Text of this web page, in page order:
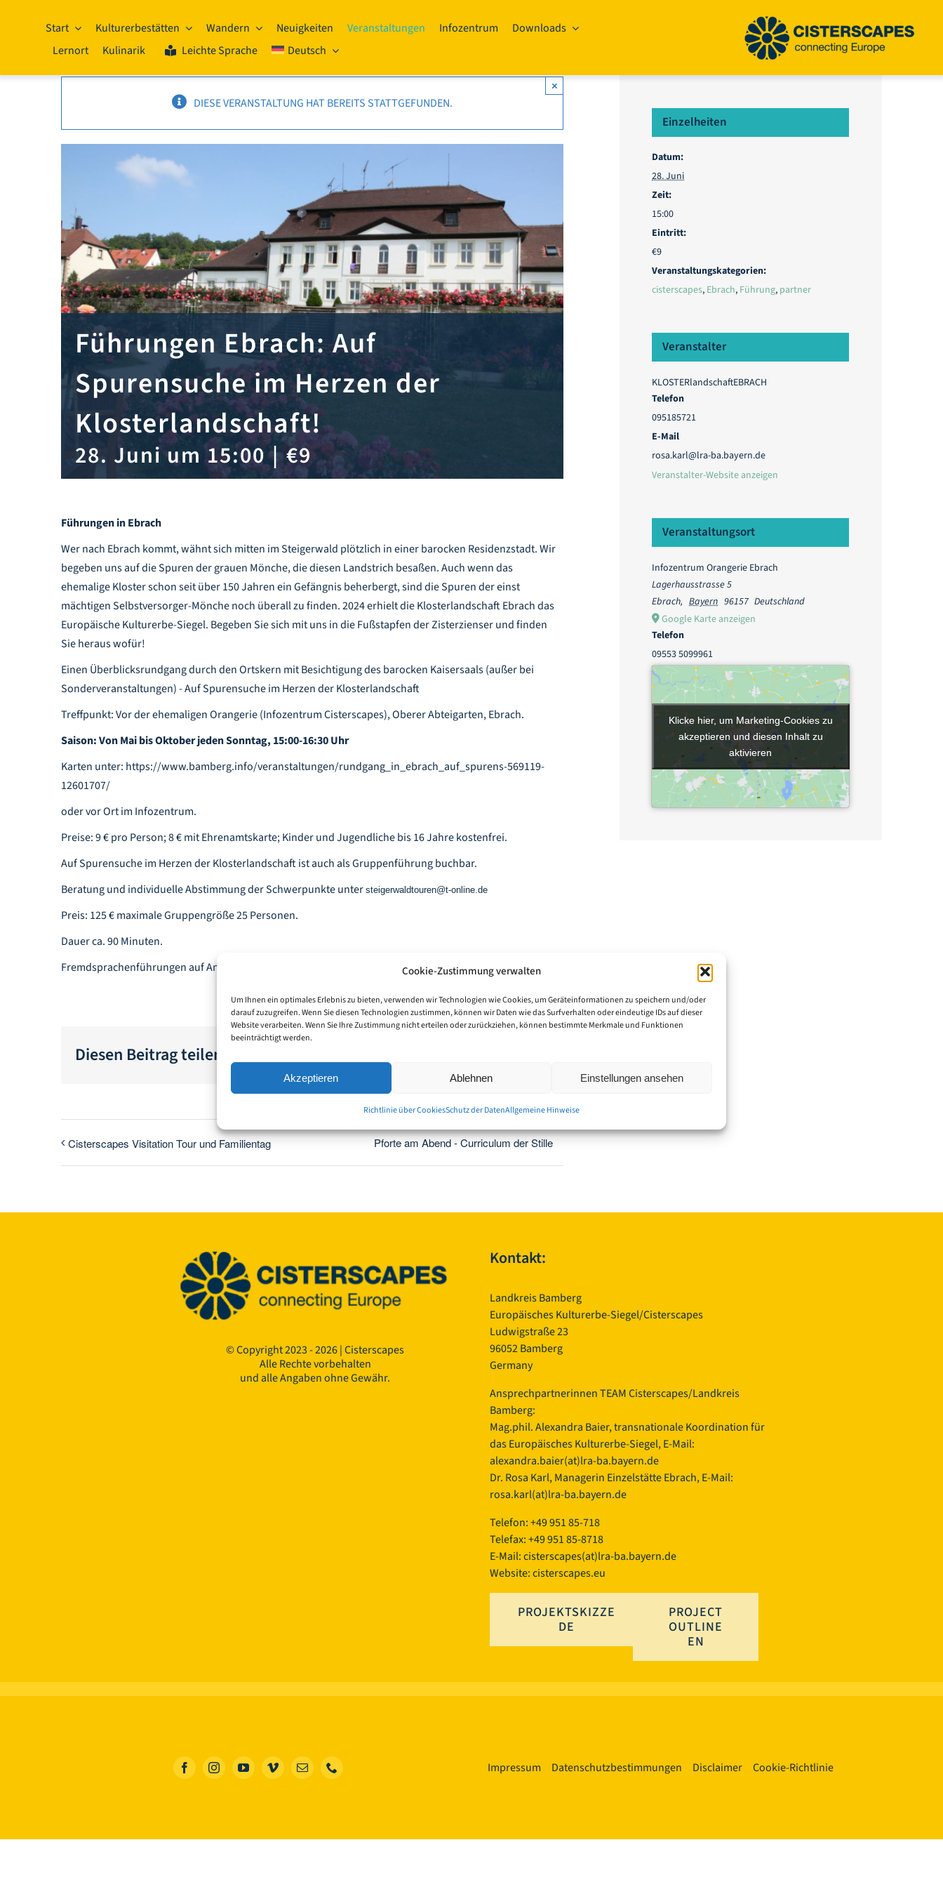
Cookie-Zustimmung verwalten
Um Ihnen ein optimales Erlebnis zu bieten, verwenden wir Technologien wie Cookies, um Geräteinformationen zu speichern und/oder
darauf zuzugreifen. Wenn Sie diesen Technologien zustimmen, können wir Daten wie das Surfverhalten oder eindeutige IDs auf dieser
Website verarbeiten. Wenn Sie Ihre Zustimmung nicht erteilen oder zurückziehen, können bestimmte Merkmale und Funktionen
beeinträchtigt werden.
Akzeptieren Ablehnen Einstellungen ansehen
Richtlinie über CookiesSchutz der DatenAllgemeine Hinweise
Start Kulturerbestätten Wandern Neuigkeiten Veranstaltungen Infozentrum
Downloads
Lernort
Kulinarik Leichte Sprache Deutsch
DIESE VERANSTALTUNG HAT BEREITS STATTGEFUNDEN.
×
Führungen Ebrach: Auf
Spurensuche im Herzen der
Klosterlandschaft!
28. Juni um 15:00 | €9
Führungen in Ebrach
Wer nach Ebrach kommt, wähnt sich mitten im Steigerwald plötzlich in einer barocken Residenzstadt. Wir
begeben uns auf die Spuren der grauen Mönche, die diesen Landstrich besaßen. Auch wenn das
ehemalige Kloster schon seit über 150 Jahren ein Gefängnis beherbergt, sind die Spuren der einst
mächtigen Selbstversorger-Mönche noch überall zu finden. 2024 erhielt die Klosterlandschaft Ebrach das
Europäische Kulturerbe-Siegel. Begeben Sie sich mit uns in die Fußstapfen der Zisterzienser und finden
Sie heraus wofür!
Einen Überblicksrundgang durch den Ortskern mit Besichtigung des barocken Kaisersaals (außer bei
Sonderveranstaltungen) - Auf Spurensuche im Herzen der Klosterlandschaft
Treffpunkt: Vor der ehemaligen Orangerie (Infozentrum Cisterscapes), Oberer Abteigarten, Ebrach.
Saison: Von Mai bis Oktober jeden Sonntag, 15:00-16:30 Uhr
Karten unter: https://www.bamberg.info/veranstaltungen/rundgang_in_ebrach_auf_spurens-569119-
12601707/
oder vor Ort im Infozentrum.
Preise: 9 € pro Person; 8 € mit Ehrenamtskarte; Kinder und Jugendliche bis 16 Jahre kostenfrei.
Auf Spurensuche im Herzen der Klosterlandschaft ist auch als Gruppenführung buchbar.
Beratung und individuelle Abstimmung der Schwerpunkte unter steigerwaldtouren@t-online.de
Preis: 125 € maximale Gruppengröße 25 Personen.
Dauer ca. 90 Minuten.
Fremdsprachenführungen auf Anfrage.
Diesen Beitrag teilen...
Cisterscapes Visitation Tour und Familientag Pforte am Abend - Curriculum der Stille
Einzelheiten
Datum:
28. Juni
Zeit:
15:00
Eintritt:
€9
Veranstaltungskategorien:
cisterscapes, Ebrach, Führung, partner
Veranstalter
KLOSTERlandschaftEBRACH
Telefon
095185721
E-Mail
rosa.karl@lra-ba.bayern.de
Veranstalter-Website anzeigen
Veranstaltungsort
Infozentrum Orangerie Ebrach
Lagerhausstrasse 5
Ebrach, Bayern 96157 Deutschland
Google Karte anzeigen
Telefon
09553 5099961
Klicke hier, um Marketing-Cookies zu
akzeptieren und diesen Inhalt zu
aktivieren
Klicke hier, um Marketing-Cookies zu
akzeptieren und diesen Inhalt zu
aktivieren
© Copyright 2023 - 2026 | Cisterscapes
Alle Rechte vorbehalten
und alle Angaben ohne Gewähr.
Kontakt:
Landkreis Bamberg
Europäisches Kulturerbe-Siegel/Cisterscapes
Ludwigstraße 23
96052 Bamberg
Germany
Ansprechpartnerinnen TEAM Cisterscapes/Landkreis
Bamberg:
Mag.phil. Alexandra Baier, transnationale Koordination für
das Europäisches Kulturerbe-Siegel, E-Mail:
alexandra.baier(at)lra-ba.bayern.de
Dr. Rosa Karl, Managerin Einzelstätte Ebrach, E-Mail:
rosa.karl(at)lra-ba.bayern.de
Telefon: +49 951 85-718
Telefax: +49 951 85-8718
E-Mail:cisterscapes(at)lra-ba.bayern.de
Website: cisterscapes.eu
PROJEKTSKIZZE
DE
PROJECT
OUTLINE
EN
Impressum Datenschutzbestimmungen Disclaimer Cookie-Richtlinie